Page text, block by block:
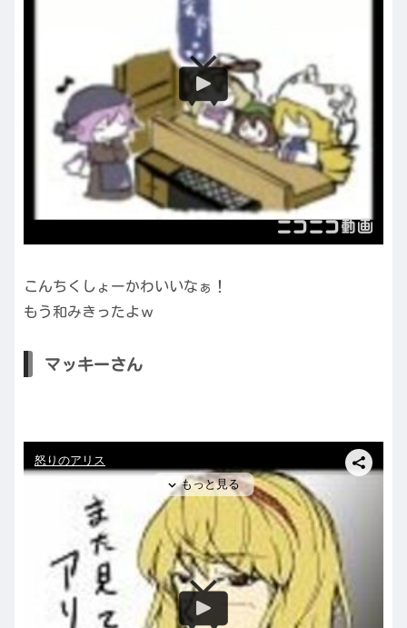
こんちくしょーかわいいなぁ！
もう和みきったよｗ
マッキーさん